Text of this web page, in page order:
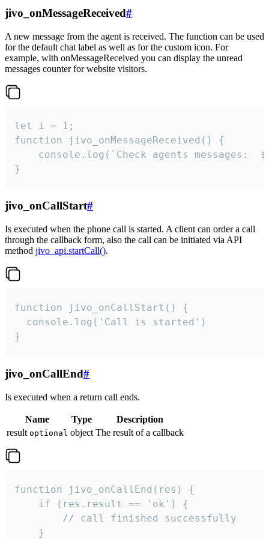
jivo_onMessageReceived#
A new message from the agent is received. The function can be used
for the default chat label as well as for the custom icon. For
example, with onMessageReceived you can display the unread
messages counter for website visitors.
let i = 1;
function jivo_onMessageReceived() {
}
jivo_onCallStart#
Is executed when the phone call is started. A client can order a call
through the callback form, also the call can be initiated via API
method jivo_api.startCall().
function jivo_onCallStart() {
  console.log('Call is started')
}
jivo_onCallEnd#
Is executed when a return call ends.
Name Type
Description
result optional object The result of a callback
function jivo_onCallEnd(res) {
    if (res.result == 'ok') {
        // call finished successfully
    }